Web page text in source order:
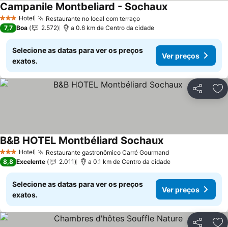
3 EstrelasHotel Restaurante no local com terraçoVer preços
Campanile Montbeliard - SochauxVer preços
7,7 Boa 2.572 a 0.6 km de Centro da cidade
Selecione as datas para ver os preços
exatos.
Ver preços
Partilhar
3 EstrelasHotel Restaurante gastronômico Carré GourmandVer preços
B&B HOTEL Montbéliard SochauxVer preços
8,8 Excelente 2.011 a 0.1 km de Centro da cidade
Selecione as datas para ver os preços
exatos.
Ver preços